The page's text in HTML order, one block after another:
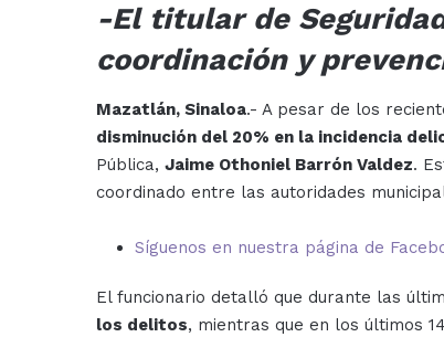
-El titular de
coordinación y
Mazatlán, Sinaloa.- A pesar de los
disminución del 20% en la incidencia
Pública, Jaime Othoniel Barrón Valdez.
coordinado entre las autoridades
Síguenos en nuestra página de
El funcionario detalló que durante las
los delitos, mientras que en los últimos